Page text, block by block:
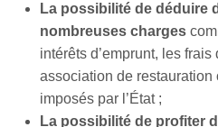
La possibilité de déduire
nombreuses charges
intérêts d’emprunt, les frais
association de
imposés par l’État ;
La possibilité de profiter